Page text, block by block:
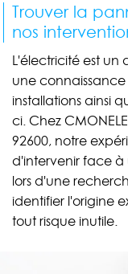
Trouver la
nos
L'électricité est
une
installations ainsi
ci. Chez
92600, notre
d'intervenir face
lors d'une
identifier l'origine
tout risque inutile.